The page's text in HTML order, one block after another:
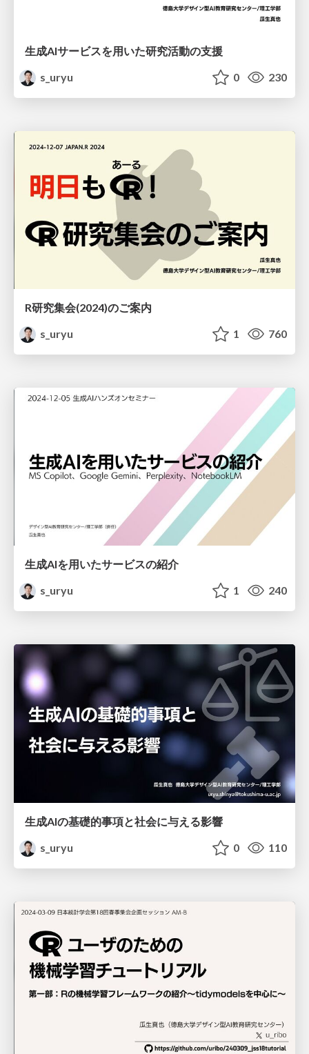
生成AIサービスを用いた研究活動の支援
s_uryu
0 230
R研究集会(2024)のご案内
s_uryu
1 760
生成AIを用いたサービスの紹介
s_uryu
1 240
生成AIの基礎的事項と社会に与える影響
s_uryu
0 110